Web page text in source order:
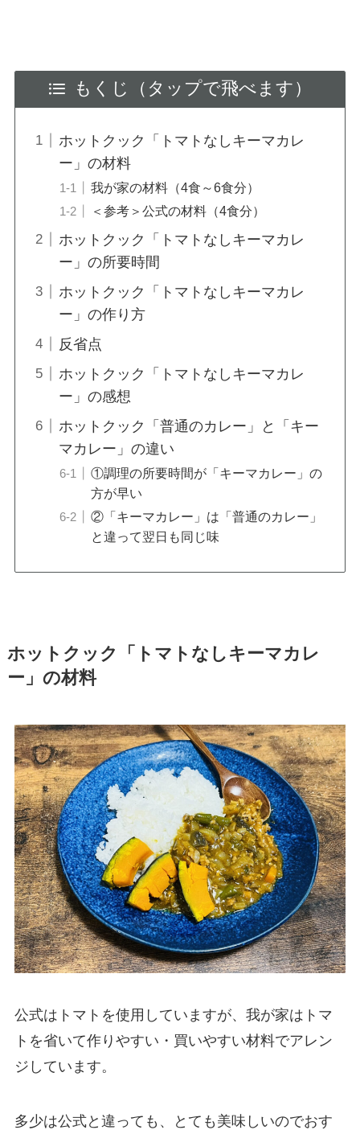
もくじ（タップで飛べます）
ホットクック「トマトなしキーマカレ
ー」の材料
我が家の材料（4食～6食分）
＜参考＞公式の材料（4食分）
ホットクック「トマトなしキーマカレ
ー」の所要時間
ホットクック「トマトなしキーマカレ
ー」の作り方
反省点
ホットクック「トマトなしキーマカレ
ー」の感想
ホットクック「普通のカレー」と「キー
マカレー」の違い
①調理の所要時間が「キーマカレー」の
方が早い
②「キーマカレー」は「普通のカレー」
と違って翌日も同じ味
ホットクック「トマトなしキーマカレ
ー」の材料
公式はトマトを使用していますが、我が家はトマ
トを省いて作りやすい・買いやすい材料でアレン
ジしています。
多少は公式と違っても、とても美味しいのでおす